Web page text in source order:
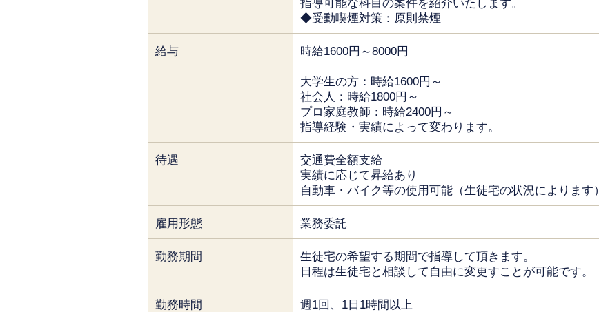
指導可能な科目の案件を紹介いたします。
◆受動喫煙対策：原則禁煙
給与 時給1600円～8000円
大学生の方：時給1600円～
社会人：時給1800円～
プロ家庭教師：時給2400円～
指導経験・実績によって変わります。
待遇
交通費全額支給
実績に応じて昇給あり
自動車・バイク等の使用可能（生徒宅の状況によります）
雇用形態 業務委託
勤務期間
生徒宅の希望する期間で指導して頂きます。
日程は生徒宅と相談して自由に変更すことが可能です。
勤務時間
週1回、1日1時間以上